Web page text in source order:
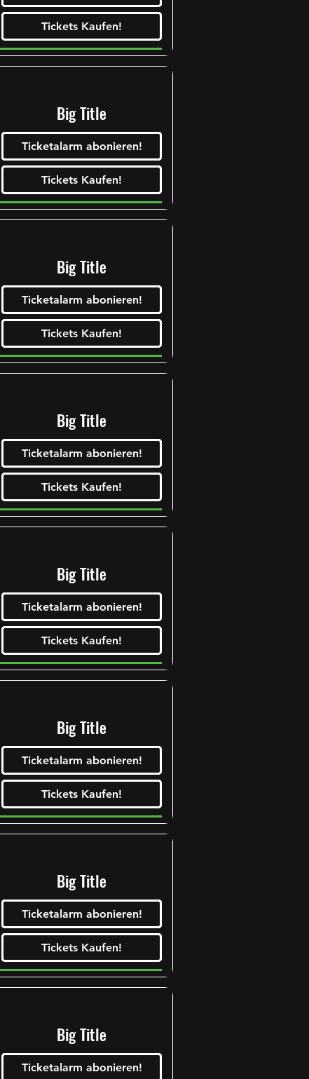
Tickets Kaufen!
Tickets Kaufen!
Big Title
Tickets Kaufen!
Tickets Kaufen!
Ticketalarm abonieren!
Tickets Kaufen!
Tickets Kaufen!
Big Title
Tickets Kaufen!
Tickets Kaufen!
Ticketalarm abonieren!
Tickets Kaufen!
Tickets Kaufen!
Big Title
Tickets Kaufen!
Tickets Kaufen!
Ticketalarm abonieren!
Tickets Kaufen!
Tickets Kaufen!
Big Title
Tickets Kaufen!
Tickets Kaufen!
Ticketalarm abonieren!
Tickets Kaufen!
Tickets Kaufen!
Big Title
Tickets Kaufen!
Tickets Kaufen!
Ticketalarm abonieren!
Tickets Kaufen!
Tickets Kaufen!
Big Title
Tickets Kaufen!
Tickets Kaufen!
Ticketalarm abonieren!
Tickets Kaufen!
Tickets Kaufen!
Big Title
Tickets Kaufen!
Tickets Kaufen!
Ticketalarm abonieren!